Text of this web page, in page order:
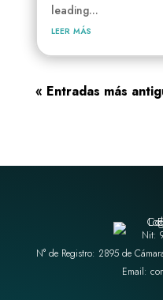
leading...
leer más
« Entradas más
Nit:
N° de Registro: 2895 de
Email: